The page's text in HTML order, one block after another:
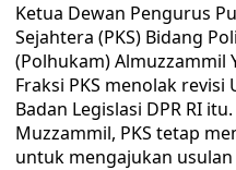
Ketua Dewan Pengurus
Sejahtera (PKS) Bidang
(Polhukam) Almuzzammil
Fraksi PKS menolak revisi
Badan Legislasi DPR RI
Muzzammil, PKS tetap
untuk mengajukan usulan